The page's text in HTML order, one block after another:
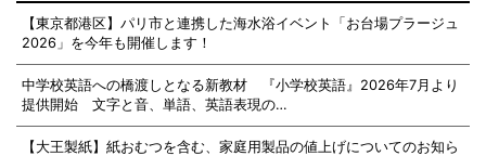
【東京都港区】パリ市と連携した海水浴イベント「お台場プラージュ
2026」を今年も開催します！
中学校英語への橋渡しとなる新教材 『小学校英語』2026年7月より
提供開始 文字と音、単語、英語表現の…
【大王製紙】紙おむつを含む、家庭用製品の値上げについてのお知ら